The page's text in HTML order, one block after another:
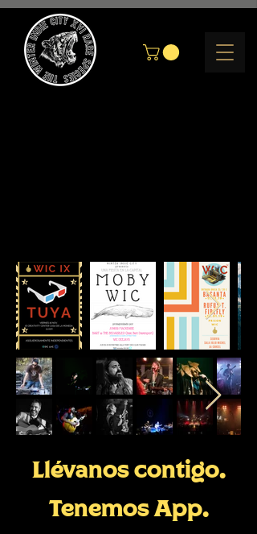
Llévanos contigo.
Tenemos App.